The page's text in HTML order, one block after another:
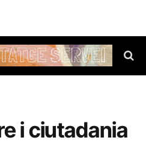
i ciutadania